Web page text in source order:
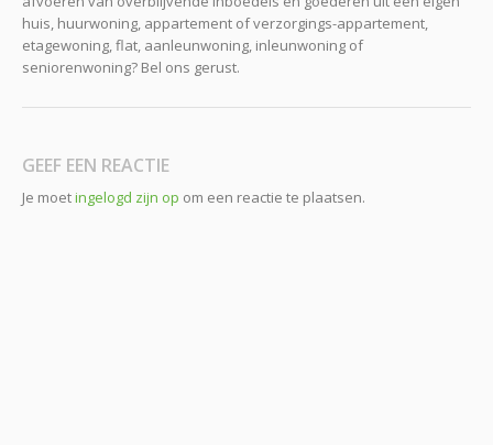
huis, huurwoning, appartement of verzorgings-appartement,
etagewoning, flat, aanleunwoning, inleunwoning of
seniorenwoning? Bel ons gerust.
GEEF EEN REACTIE
Je moetingelogd zijn op om een reactie te plaatsen.